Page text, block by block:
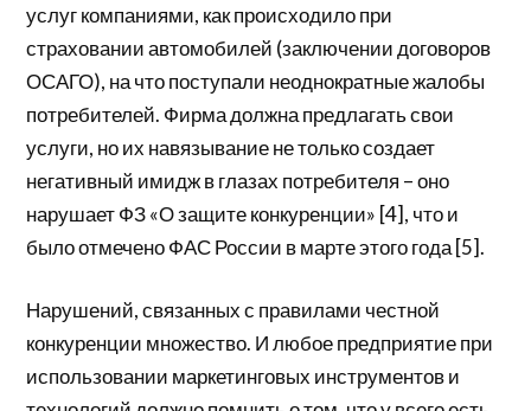
услуг компаниями, как происходило при
страховании автомобилей (заключении договоров
ОСАГО), на что поступали неоднократные жалобы
потребителей. Фирма должна предлагать свои
услуги, но их навязывание не только создает
негативный имидж в глазах потребителя – оно
нарушает ФЗ «О защите конкуренции» [4], что и
было отмечено ФАС России в марте этого года [5].
Нарушений, связанных с правилами честной
конкуренции множество. И любое предприятие при
использовании маркетинговых инструментов и